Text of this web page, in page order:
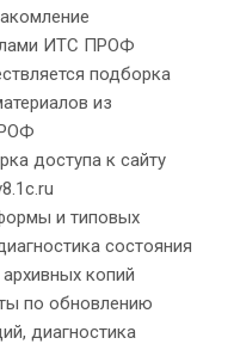
ИТС ПРОФ
подборка
из
доступа к сайту
и типовых
состояния
копий
по обновлению
диагностика